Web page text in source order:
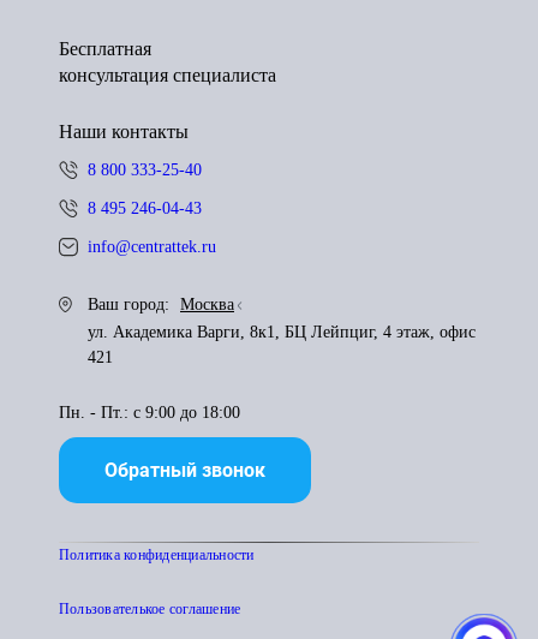
Бесплатная
консультация специалиста
Наши контакты
8 800 333-25-40
8 495 246-04-43
info@centrattek.ru
Ваш город:
Москва
ул. Академика Варги, 8к1, БЦ Лейпциг, 4 этаж, офис
421
Пн. - Пт.: с 9:00 до 18:00
Обратный звонок
Политика конфиденциальности
Пользователькое соглашение